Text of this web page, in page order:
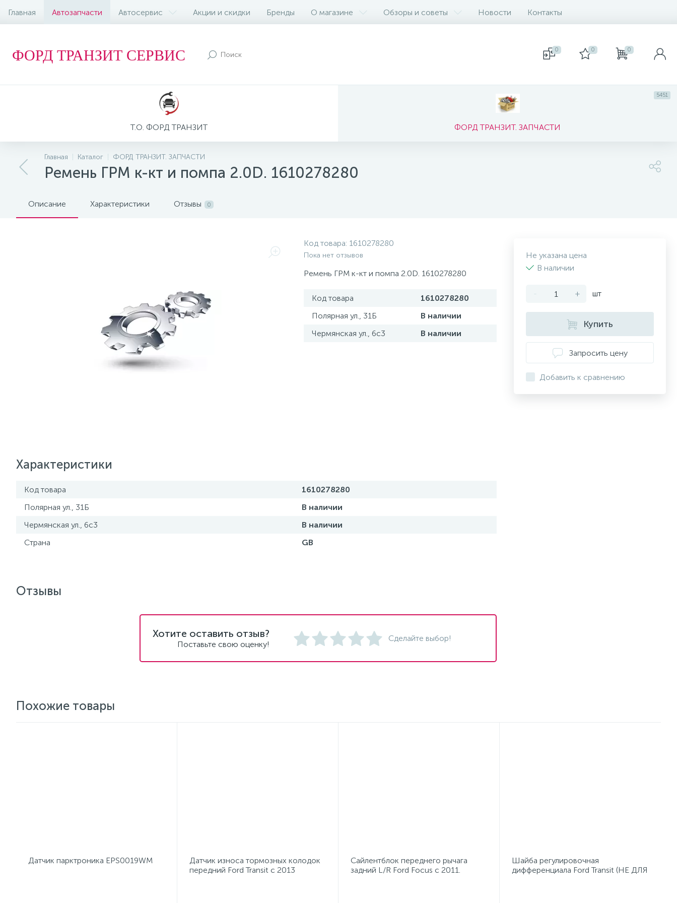
Главная Автозапчасти Автосервис Акции и скидки Бренды О магазине Обзоры и советы Новости Контакты
ФОРД ТРАНЗИТ СЕРВИС 0 0 0
Т.О. ФОРД ТРАНЗИТ ФОРД ТРАНЗИТ. ЗАПЧАСТИ
5451
Главная Каталог ФОРД ТРАНЗИТ. ЗАПЧАСТИ
Ремень ГРМ к-кт и помпа 2.0D. 1610278280
Описание Характеристики Отзывы 0
Код товара: 1610278280
Пока нет отзывов
Ремень ГРМ к-кт и помпа 2.0D. 1610278280
Код товара
1610278280
Полярная ул., 31Б
В наличии
Чермянская ул., 6с3
В наличии
Характеристики
Код товара
1610278280
Полярная ул., 31Б
В наличии
Чермянская ул., 6с3
В наличии
Страна
GB
Не указана цена
В наличии
- + шт
Купить
Запросить цену
Добавить к сравнению
Отзывы
Хотите оставить отзыв?
Поставьте свою оценку!
Сделайте выбор!
Похожие товары
Датчик парктроника EPS0019WM
Датчик износа тормозных колодок
передний Ford Transit с 2013
Сайлентблок переднего рычага
задний L/R Ford Focus с 2011.
Шайба регулировочная
дифференциала Ford Transit (НЕ ДЛЯ